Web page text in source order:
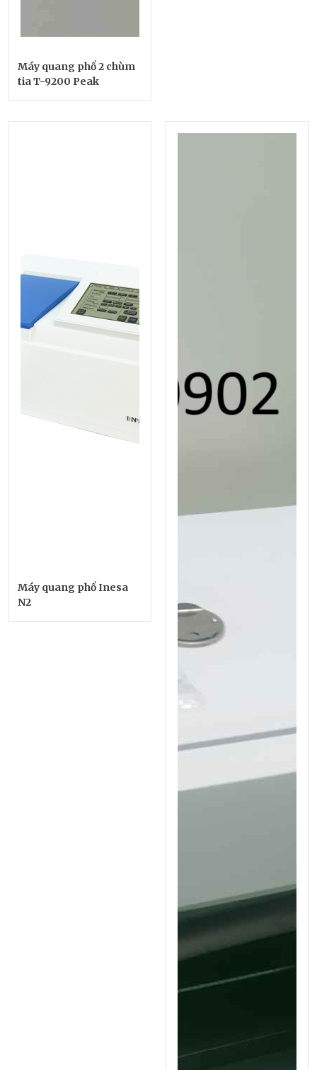
Máy quang phổ 2 chùm
tia T-9200 Peak
Máy quang phổ Inesa
N2